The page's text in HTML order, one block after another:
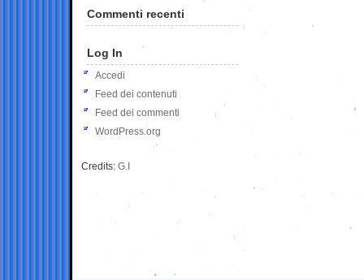
Commenti recenti
Log In
Accedi
Feed dei contenuti
Feed dei commenti
WordPress.org
Credits: G.I